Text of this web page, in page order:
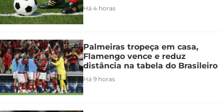
Há 4 horas
Palmeiras tropeça em casa,
Flamengo vence e reduz
distância na tabela do Brasileiro
Há 9 horas